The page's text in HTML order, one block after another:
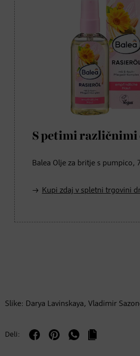
S petimi različnimi
Balea Olje za britje s pumpico,
Kupi zdaj v spletni trgovini
Slike: Darya Lavinskaya, Vladimir
Deli: